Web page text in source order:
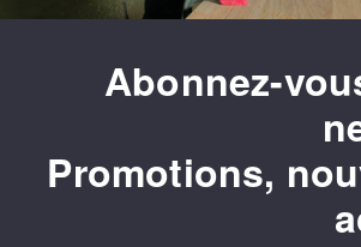
Abonnez-
Promotions,